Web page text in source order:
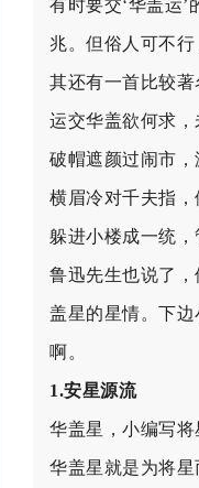
有时要交‘华盖运’
兆。但俗人可不
其还有一首比较著
运交华盖欲何求，
破帽遮颜过闹市，
横眉冷对千夫指，
躲进小楼成一统，
鲁迅先生也说了
盖星的星情。下
啊。
1.安星源流
华盖星，小编写
华盖星就是为将